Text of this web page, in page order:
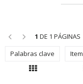
<< >> 1 DE 1 PÁGINAS
Palabras clave
Con thumbnail Sin